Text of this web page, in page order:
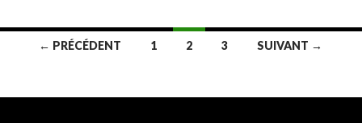
Navigation
articles
← PRÉCÉDENT 1 2 3 SUIVANT →